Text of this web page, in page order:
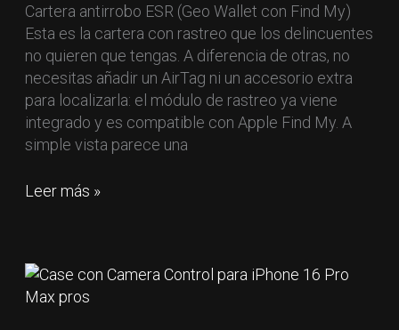
Cartera antirrobo ESR (Geo Wallet con Find My)
Esta es la cartera con rastreo que los delincuentes
no quieren que tengas. A diferencia de otras, no
necesitas añadir un AirTag ni un accesorio extra
para localizarla: el módulo de rastreo ya viene
integrado y es compatible con Apple Find My. A
simple vista parece una
Leer más »
Case
con